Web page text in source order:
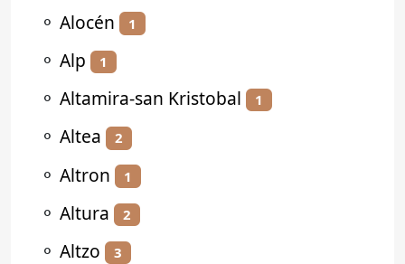
⚬ Alocén 1
⚬ Alp 1
⚬ Altamira-san Kristobal 1
⚬ Altea 2
⚬ Altron 1
⚬ Altura 2
⚬ Altzo 3